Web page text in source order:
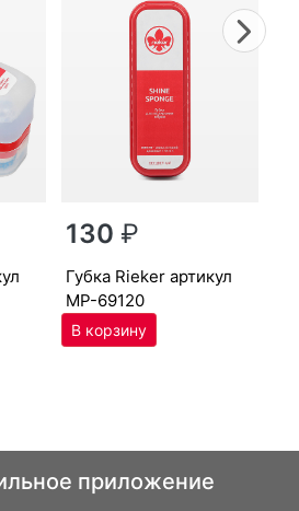
130₽
губ­ка Ri­eker артикул
MP-69120
приложение